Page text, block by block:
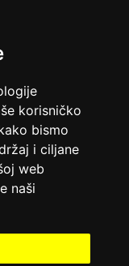
korisničko
bismo
i ciljane
web
naši